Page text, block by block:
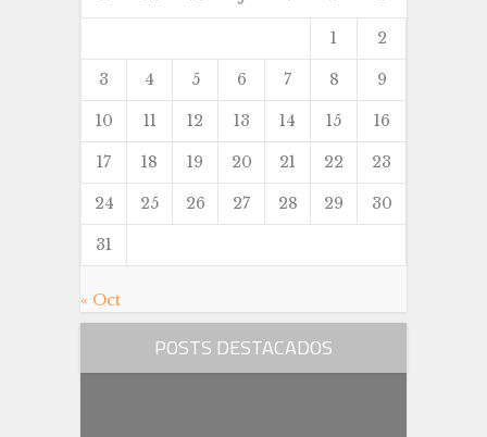
1 2
3 4 5 6 7 8 9
10 11 12 13 14 15 16
17 18 19 20 21 22 23
24 25 26 27 28 29 30
31
« Oct
POSTS DESTACADOS